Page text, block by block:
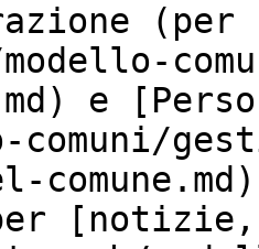
e
comuni/
[notizie,